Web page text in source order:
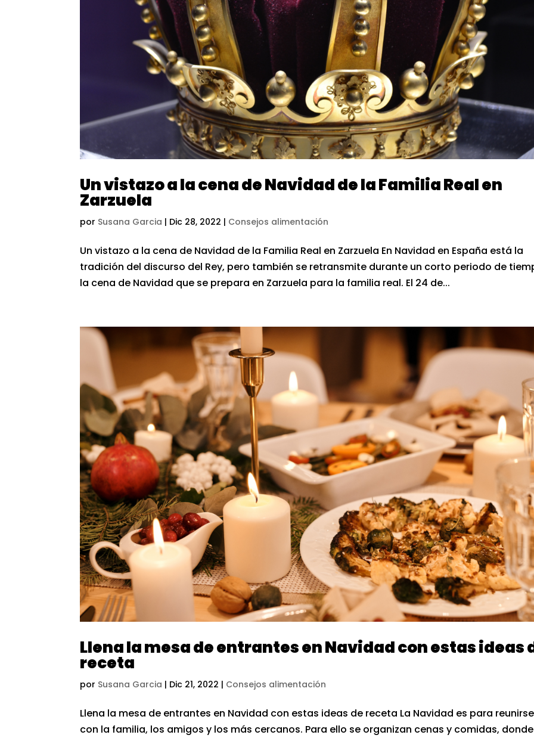
Un vistazo a la cena de Navidad de la Familia Real en
Zarzuela
por Susana Garcia | Dic 28, 2022 | Consejos alimentación
Un vistazo a la cena de Navidad de la Familia Real en Zarzuela En Navidad en España está la
tradición del discurso del Rey, pero también se retransmite durante un corto periodo de
la cena de Navidad que se prepara en Zarzuela para la familia real. El 24 de...
Llena la mesa de entrantes en Navidad con estas ideas
receta
por Susana Garcia | Dic 21, 2022 | Consejos alimentación
Llena la mesa de entrantes en Navidad con estas ideas de receta La Navidad es para reunirse
con la familia, los amigos y los más cercanos. Para ello se organizan cenas y comidas,